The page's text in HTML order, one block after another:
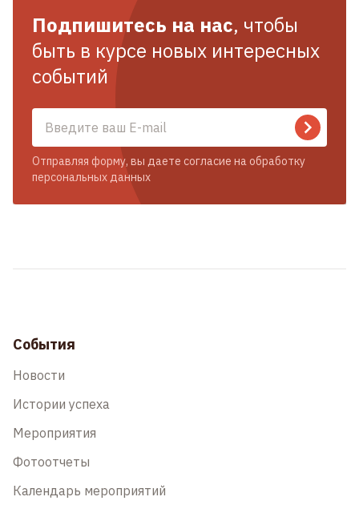
Подпишитесь на нас, чтобы
быть в курсе новых интересных
событий
Отправляя форму, вы даете согласие на обработку
персональных данных
События
Новости
Истории успеха
Мероприятия
Фотоотчеты
Календарь мероприятий